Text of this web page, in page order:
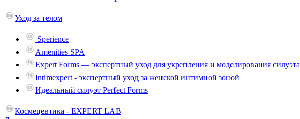
Уход за телом
Sperience
Amenities SPA
Expert Forms — экспертный уход для укрепления и моделирования силуэта
Intimexpert - экспертный уход за женской интимной зоной
Идеальный силуэт Perfect Forms
Космецевтика - EXPERT LAB